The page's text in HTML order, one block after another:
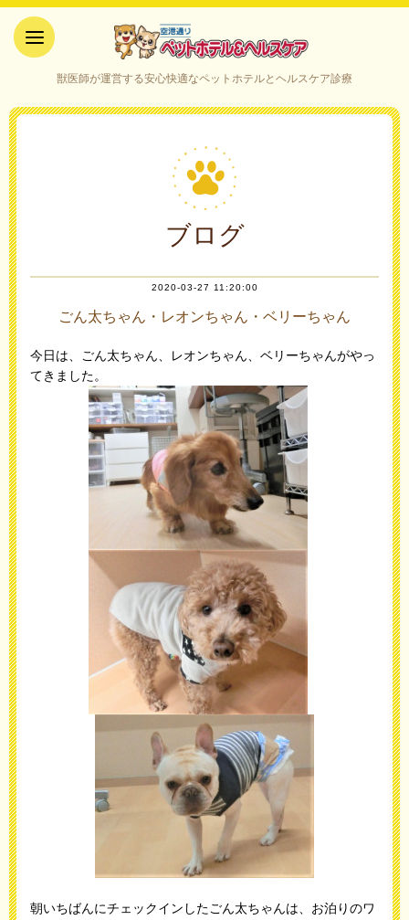
ケア｜山口県宇部市
獣医師が運営する安心快適なペットホテルとヘルスケア診療
ブログ
2020-03-27 11:20:00
ごん太ちゃん・レオンちゃん・ベリーちゃん
今日は、ごん太ちゃん、レオンちゃん、ベリーちゃんがやっ
てきました。
朝いちばんにチェックインしたごん太ちゃんは、お泊りのワ